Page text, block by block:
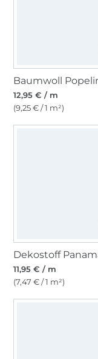
12,95 € / m
(9,25 € / 1 m²)
11,95 € / m
(7,47 € / 1 m²)